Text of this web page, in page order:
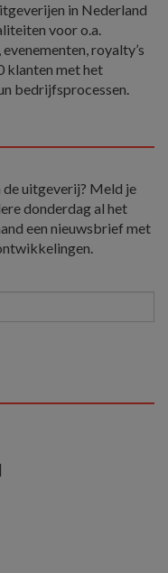
in Nederland
voor o.a.
royalty’s
klanten met het
bedrijfsprocessen.
de uitgeverij? Meld je
donderdag al het
een nieuwsbrief met